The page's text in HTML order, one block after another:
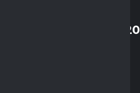
STATYSTYKI KOLEJKI 20